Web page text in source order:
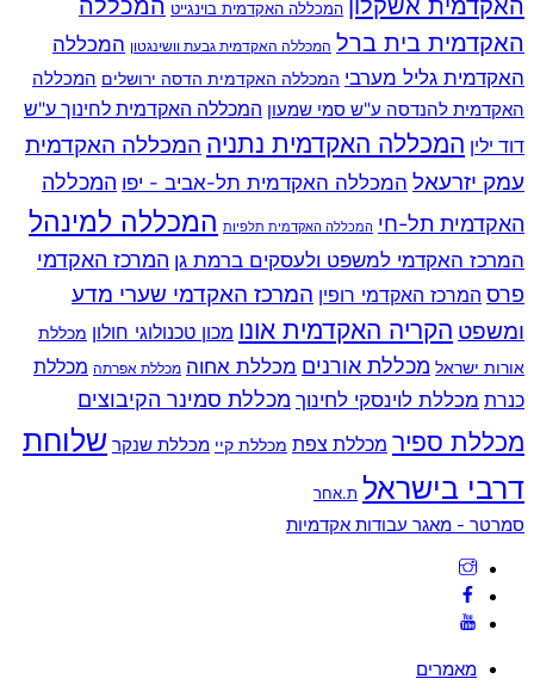
המכללה האקדמית בוינגייט
האקדמית בית ברל המכללה האקדמית גבעת וושינגטון המכללה
האקדמית גליל מערבי המכללה האקדמית הדסה ירושלים המכללה
האקדמית להנדסה ע"ש סמי שמעון המכללה האקדמית לחינוך ע"ש
דוד ילין המכללה האקדמית נתניה המכללה האקדמית
עמק יזרעאל המכללה האקדמית תל-אביב - יפו המכללה
האקדמית תל-חי המכללה האקדמית תלפיות המכללה למינהל
המרכז האקדמי למשפט ולעסקים ברמת גן המרכז האקדמי
פרס המרכז האקדמי רופין המרכז האקדמי שערי מדע
ומשפט הקריה האקדמית אונו מכון טכנולוגי חולון מכללת
אורות ישראל מכללת אורנים מכללת אחוה מכללת אפרתה מכללת
כנרת מכללת לוינסקי לחינוך מכללת סמינר הקיבוצים
מכללת ספיר מכללת צפת מכללת קיי מכללת שנקר שלוחת
דרבי בישראל ת.אחר
Back
Top
סמרטר - מאגר עבודות אקדמיות
מאמרים